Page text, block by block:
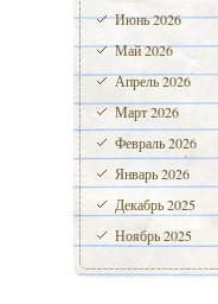
Июнь 2026
Май 2026
Апрель 2026
Март 2026
Февраль 2026
Январь 2026
Декабрь 2025
Ноябрь 2025